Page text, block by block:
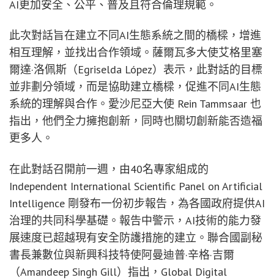
AI更加安全、公平、普及且符合倫理規範。
此次對話旨在建立不同AI生態系統之間的橋樑，增進
相互理解，並找出合作領域。薩爾瓦多大使艾格里塞
爾達·洛佩斯（Egriselda López）表示，此對話的目標
並非劃分領域，而是協助建立橋樑，促進不同AI生態
系統的理解與合作。愛沙尼亞大使 Rein Tammsaar 也
指出，他們全力擁抱創新，同時也關切創新能否造福
更多人。
在此對話召開前一週，由40名專家組成的
Independent International Scientific Panel on Artificial
Intelligence 剛發布一份初步報告，為各國政府提供AI
治理的共同科學基礎。報告中警示，AI技術的能力發
展速度已超越現有安全防護措施的建立。聯合國副秘
書長兼數位與新興科技特使阿曼迪普·辛格·吉爾
（Amandeep Singh Gill）指出，Global Digital